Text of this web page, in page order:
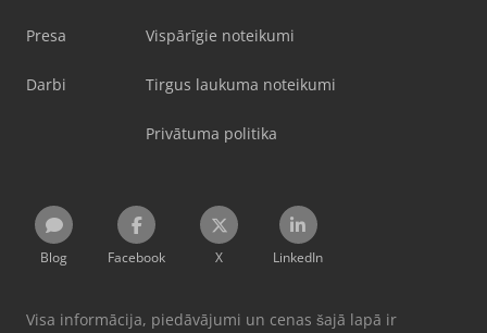
Presa
Darbi
Vispārīgie noteikumi
Tirgus laukuma noteikumi
Privātuma politika
Blog Facebook X LinkedIn
Visa informācija, piedāvājumi un cenas šajā lapā ir